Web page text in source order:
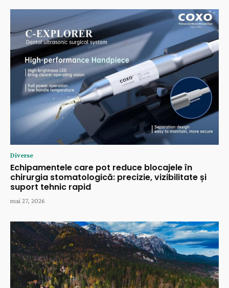
Diverse
Echipamentele care pot reduce blocajele în
chirurgia stomatologică: precizie, vizibilitate și
suport tehnic rapid
mai 27, 2026